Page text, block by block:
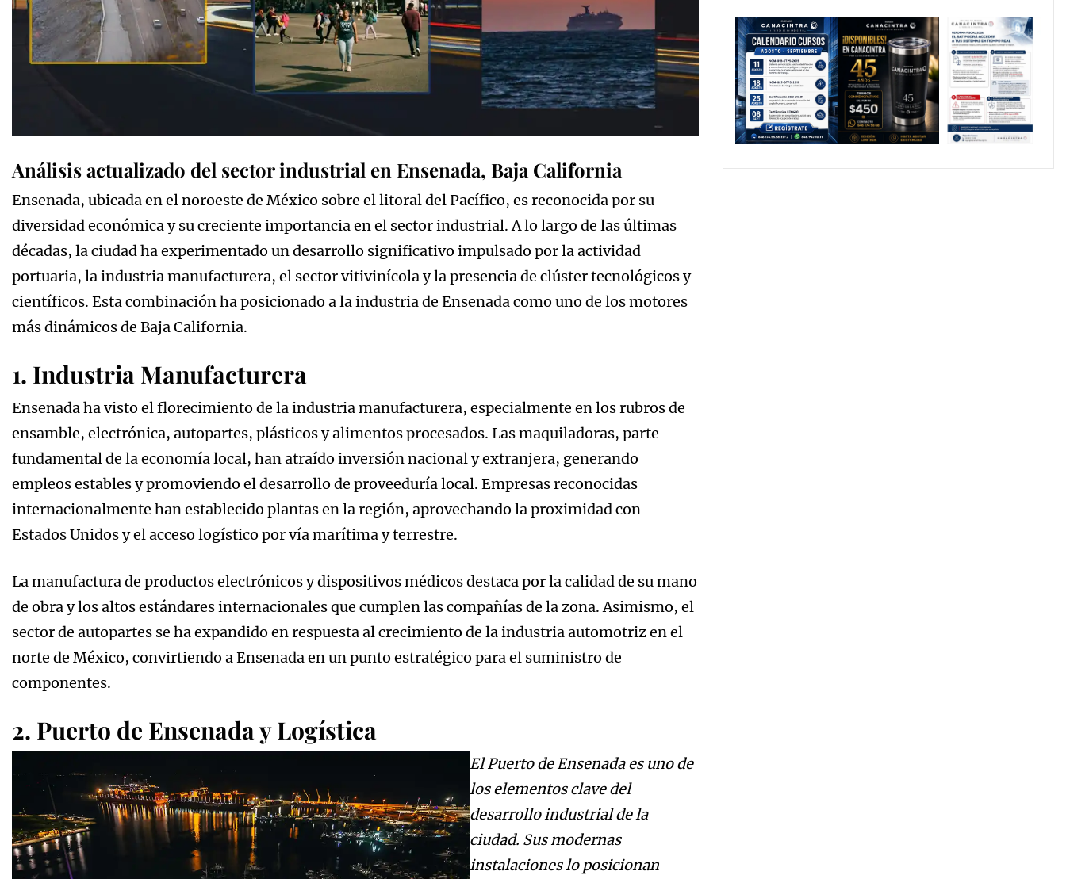
Análisis actualizado del sector industrial en Ensenada, Baja California
Ensenada, ubicada en el noroeste de México sobre el litoral del Pacífico, es reconocida por su
diversidad económica y su creciente importancia en el sector industrial. A lo largo de las últimas
décadas, la ciudad ha experimentado un desarrollo significativo impulsado por la actividad
portuaria, la industria manufacturera, el sector vitivinícola y la presencia de clúster tecnológicos y
científicos. Esta combinación ha posicionado a la industria de Ensenada como uno de los motores
más dinámicos de Baja California.
1. Industria Manufacturera
Ensenada ha visto el florecimiento de la industria manufacturera, especialmente en los rubros de
ensamble, electrónica, autopartes, plásticos y alimentos procesados. Las maquiladoras, parte
fundamental de la economía local, han atraído inversión nacional y extranjera, generando
empleos estables y promoviendo el desarrollo de proveeduría local. Empresas reconocidas
internacionalmente han establecido plantas en la región, aprovechando la proximidad con
Estados Unidos y el acceso logístico por vía marítima y terrestre.
La manufactura de productos electrónicos y dispositivos médicos destaca por la calidad de su mano
de obra y los altos estándares internacionales que cumplen las compañías de la zona. Asimismo, el
sector de autopartes se ha expandido en respuesta al crecimiento de la industria automotriz en el
norte de México, convirtiendo a Ensenada en un punto estratégico para el suministro de
componentes.
2. Puerto de Ensenada y Logística
El Puerto de Ensenada es uno de
los elementos clave del
desarrollo industrial de la
ciudad. Sus modernas
instalaciones lo posicionan